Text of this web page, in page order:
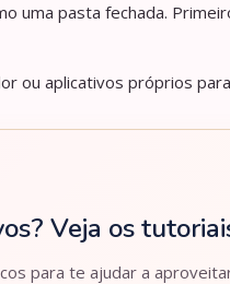
uma pasta fechada.
ou aplicativos próprios
Veja os
para te ajudar a